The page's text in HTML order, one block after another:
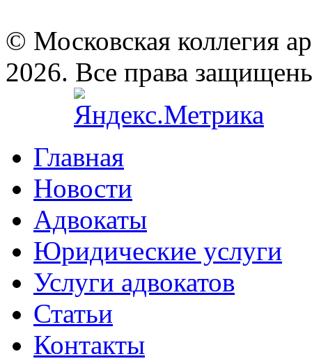
© Московская коллегия
2026. Все права
Главная
Новости
Адвокаты
Юридические услуги
Услуги адвокатов
Статьи
Контакты